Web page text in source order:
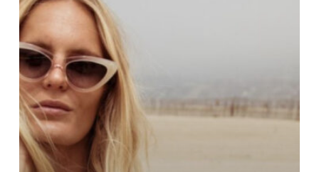
gaat
op
vakantie
en
je
neemt
mee,
zon-
bescherming
voor